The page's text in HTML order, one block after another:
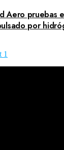
Aero pruebas
por
1